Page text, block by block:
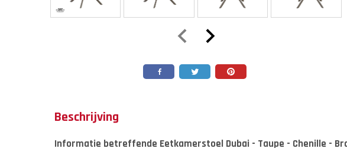
Beschrijving
Informatie betreffende Eetkamerstoel Dubai - Taupe - Chenille -